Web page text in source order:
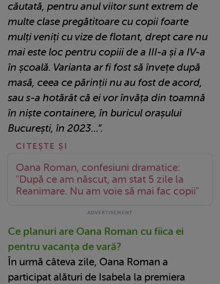
căutată, pentru anul viitor sunt extrem de
multe clase pregătitoare cu copii foarte
mulți veniți cu vize de flotant, drept care nu
mai este loc pentru copiii de a III-a și a IV-a
în școală. Varianta ar fi fost să învețe după
masă, ceea ce părinții nu au fost de acord,
sau s-a hotărât că ei vor învăța din toamnă
în niște containere, în buricul orașului
București, în 2023...”.
Oana Roman, confesiuni dramatice:
"După ce am născut, am stat 5 zile la
Reanimare. Nu am voie să mai fac copii"
Ce planuri are Oana Roman cu fiica ei
pentru vacanța de vară?
În urmă câteva zile, Oana Roman a
participat alături de Isabela la premiera